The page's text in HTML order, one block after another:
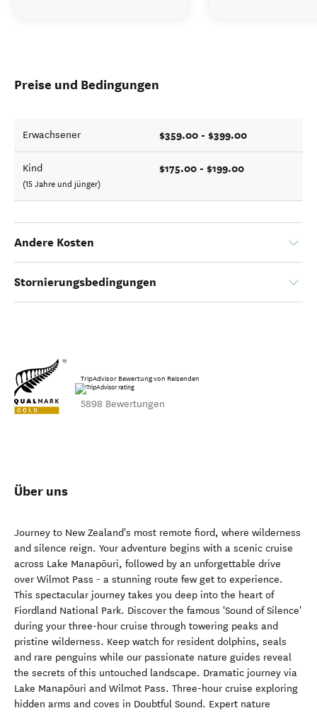
Preise und Bedingungen
Erwachsener $359.00 - $399.00
Kind
(15 Jahre und jünger)
$175.00 - $199.00
Andere Kosten
Stornierungsbedingungen
TripAdvisor Bewertung von Reisenden
5898 Bewertungen
Über uns
Journey to New Zealand's most remote fiord, where wilderness
and silence reign. Your adventure begins with a scenic cruise
across Lake Manapōuri, followed by an unforgettable drive
over Wilmot Pass - a stunning route few get to experience.
This spectacular journey takes you deep into the heart of
Fiordland National Park. Discover the famous 'Sound of Silence'
during your three-hour cruise through towering peaks and
pristine wilderness. Keep watch for resident dolphins, seals
and rare penguins while our passionate nature guides reveal
the secrets of this untouched landscape. Dramatic journey via
Lake Manapōuri and Wilmot Pass. Three-hour cruise exploring
hidden arms and coves in Doubtful Sound. Expert nature